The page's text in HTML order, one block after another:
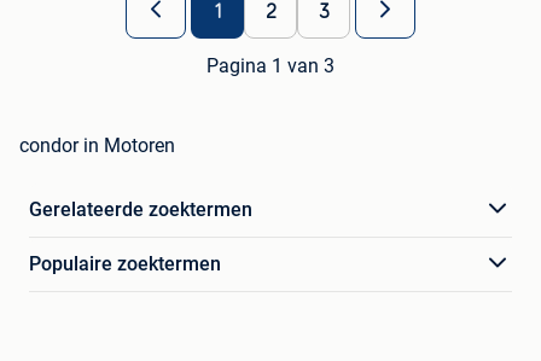
1 2 3
Pagina 1 van 3
condor in Motoren
Gerelateerde zoektermen
Populaire zoektermen